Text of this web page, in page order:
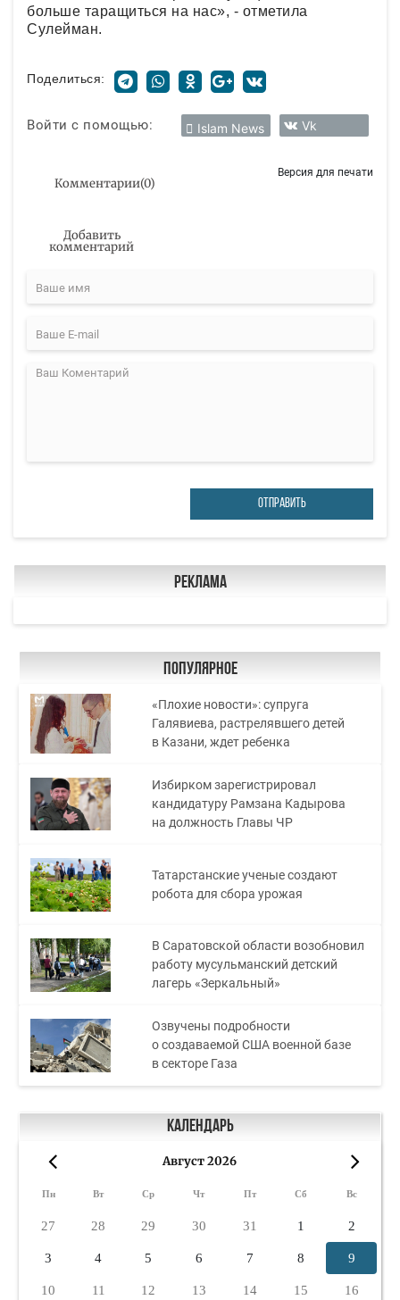
больше таращиться на нас», - отметила
Сулейман.
Поделиться:
Войти с помощью: Islam News Vk
Комментарии(0)
Версия для печати
Добавить
комментарий
ОТПРАВИТЬ
Реклама
Популярное
«Плохие новости»: супруга
Галявиева, растрелявшего детей
в Казани, ждет ребенка
Избирком зарегистрировал
кандидатуру Рамзана Кадырова
на должность Главы ЧР
Татарстанские ученые создают
робота для сбора урожая
В Саратовской области возобновил
работу мусульманский детский
лагерь «Зеркальный»
Озвучены подробности
о создаваемой США военной базе
в секторе Газа
Календарь
Август 2026
Пн Вт Ср Чт Пт Сб Вс
27 28 29 30 31 1 2
3 4 5 6 7 8 9
10 11 12 13 14 15 16